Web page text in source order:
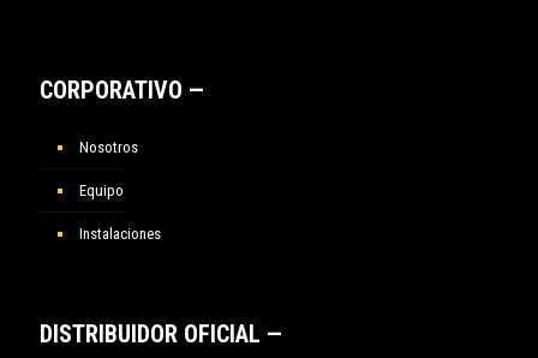
CORPORATIVO —
Nosotros
Equipo
Instalaciones
DISTRIBUIDOR OFICIAL —